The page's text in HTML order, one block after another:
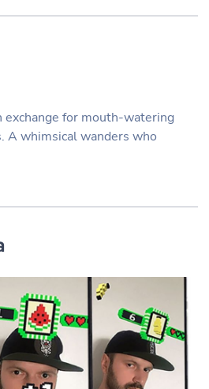
exchange for mouth-watering
A whimsical wanders who